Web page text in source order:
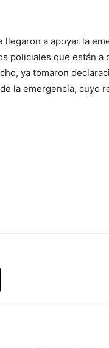
llegaron a apoyar la
policiales que están a
ya tomaron
la emergencia, cuyo